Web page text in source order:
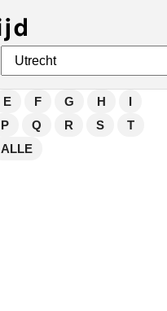
E F G H
I
P Q R S
T
ALLE